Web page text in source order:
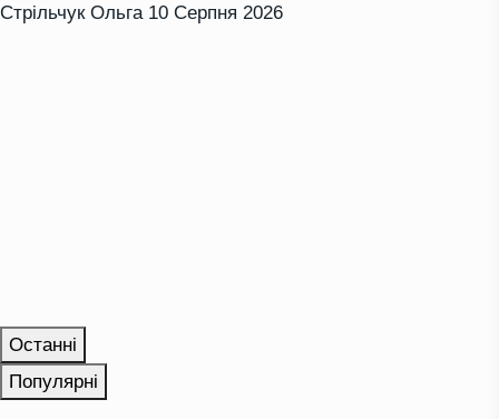
Стрільчук Ольга 10 Серпня 2026
Останні
Популярні